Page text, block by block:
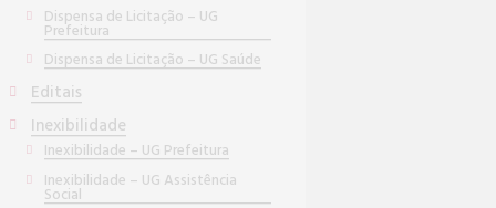
Dispensa de Licitação – UG
Prefeitura
Dispensa de Licitação – UG Saúde
Editais
Inexibilidade
Inexibilidade – UG Prefeitura
Inexibilidade – UG Assistência
Social